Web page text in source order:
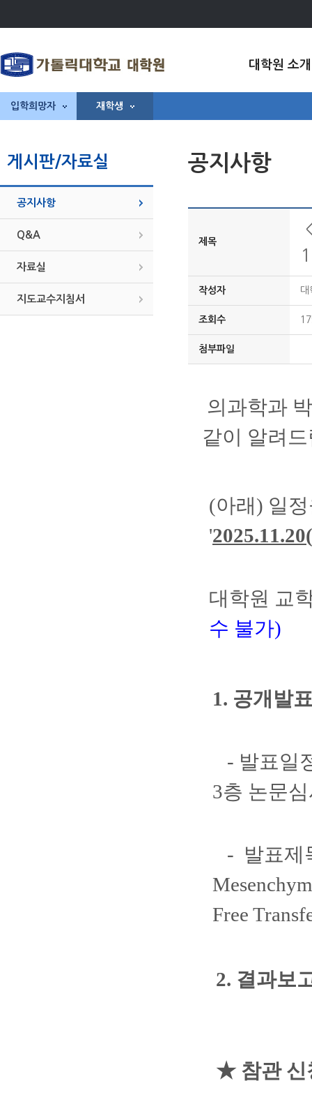
대학원 소개
입학희망자 재학생
게시판/자료실
공지사항
Q&A
자료실
지도교수지침서
공지사항
제목
작성자 대
조회수
첨부파일
의과학과
같이 알려
(아래) 일
'
대학원 교
수 불가)
1. 공개발
- 발표일
3층 논문
- 발표제
Free
2. 결과보
★ 참관 신